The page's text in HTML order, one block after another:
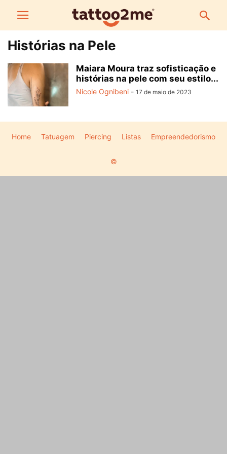
Histórias na Pele
Maiara Moura traz sofisticação e
histórias na pele com seu estilo...
Nicole Ognibeni - 17 de maio de 2023
Home Tatuagem Piercing Listas Empreendedorismo
©